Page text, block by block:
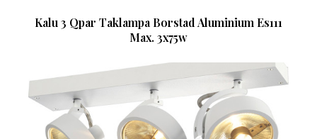
Kalu 3 Qpar Taklampa Borstad Aluminium Es111
Max. 3x75w